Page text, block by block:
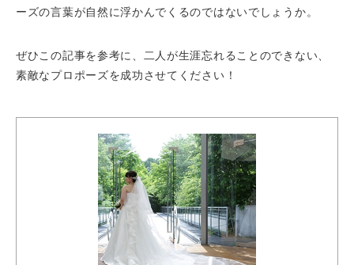
ーズの言葉が自然に浮かんでくるのではないでしょうか。
ぜひこの記事を参考に、二人が生涯忘れることのできない、
素敵なプロポーズを成功させてください！